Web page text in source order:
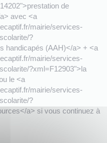
de
avec <a
mairie/services-
?
handicapés (AAH)</a> + <a
mairie/services-
?xml=F12903">la
le <a
mairie/services-
?
a> si vous continuez à